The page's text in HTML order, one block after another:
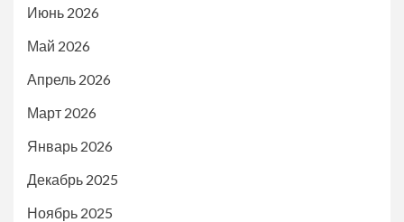
Июнь 2026
Май 2026
Апрель 2026
Март 2026
Январь 2026
Декабрь 2025
Ноябрь 2025